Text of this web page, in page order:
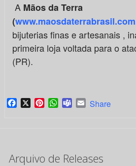
A Mãos da Terra
(
bijuterias finas e artesanais ,
primeira loja voltada para o
(PR).
Facebook
X PinterestWhatsApp
TeamsEmail
Share
Arquivo de Releases